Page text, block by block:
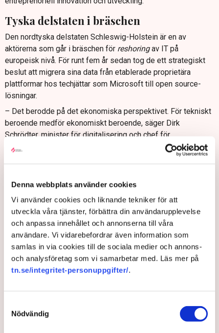
Denna webbplats använder cookies
Vi använder cookies och liknande tekniker för att
utveckla våra tjänster, förbättra din användarupplevelse
och anpassa innehållet och annonserna till våra
användare. Vi vidarebefordrar även information som
samlas in via cookies till de sociala medier och annons-
och analysföretag som vi samarbetar med. Läs mer på
tn.se/integritet-personuppgifter/.
Nödvändig
Tyska delstaten i bräschen
Den nordtyska delstaten Schleswig-Holstein är en av
aktörerna som går i bräschen för reshoringav IT på
europeisk nivå. För runt fem år sedan tog de ett strategiskt
beslut att migrera sina data från etablerade proprietära
plattformar hos techjättar som Microsoft till open source-
lösningar.
– Det berodde på det ekonomiska perspektivet. För tekniskt
beroende medför ekonomiskt beroende, säger Dirk
Schrödter, minister för digitalisering och chef för
statskansliet i Schleswig-Holstein.
Schleswig-Holstein. Bild: staatskanzlei Schleswig-Holstein
Frågan om skadliga beroendeställningar är brännhet i